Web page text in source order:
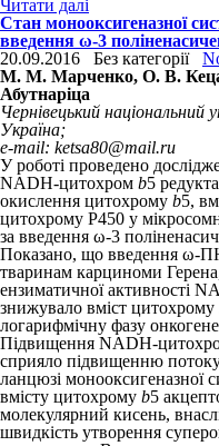
Читати далі
Стан монооксигеназної
введення ω-3
20.09.2016
Без категорії
М. М. Марченко, О. В.
Абутнаріца
Чернівецький національний
Україна;
e-mail: ketsa80@mail.ru
У роботі проведено
NADH-цитохром b5
окислення цитохрому b5,
цитохрому Р450 у
за введення ω-3
Показано, що введення ω-
тваринам карциноми
ензиматичної активності
знижувало вміст цитохрому
логарифмічну фазу
Підвищення NADH-
сприяло підвищенню
ланцюзі
вмісту цито­хрому b5
молекулярний кисень,
швидкість утворення